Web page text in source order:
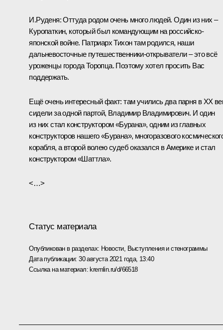
И.Руденя:Оттуда родом очень много людей. Один из них –
Куропаткин, который был командующим на российско-
японской войне. Патриарх Тихон там родился, наши
дальневосточные путешественники-открыватели – это всё
уроженцы города Торопца. Поэтому хотел просить Вас
поддержать.
Ещё очень интересный факт: там учились два парня в XX
сидели за одной партой, Владимир Владимирович. И один
из них стал конструктором «Бурана», одним из главных
конструкторов нашего «Бурана», многоразового
корабля, а второй волею судеб оказался в Америке и стал
конструктором «Шаттла».
<…>
Статус материала
Опубликован в разделах: Новости, Выступления и стенограммы
Дата публикации:30 августа 2021 года, 13:40
Ссылка на материал: kremlin.ru/d/66518